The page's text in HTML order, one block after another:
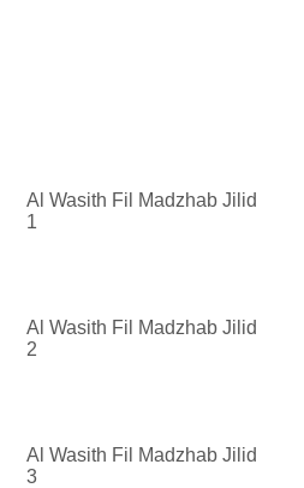
AlWasith Fil Madzhab Jilid
1
AlWasith Fil Madzhab Jilid
2
AlWasith Fil Madzhab Jilid
3